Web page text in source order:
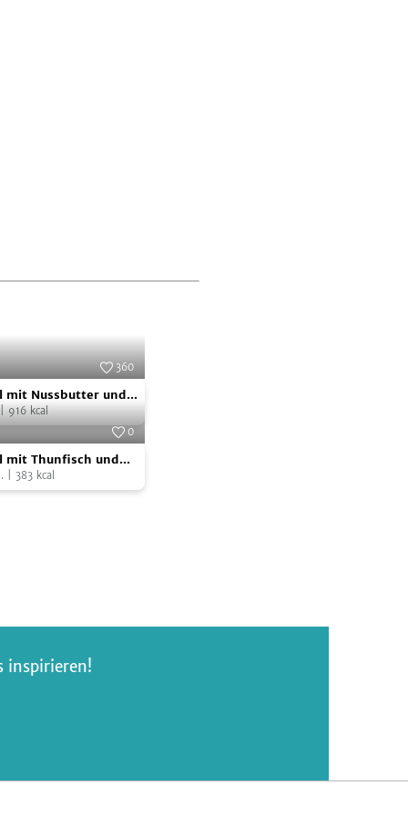
Foto: SevenCooks
360
mit Nussbutter und
916kcal
Foto: SevenCooks
0
mit Thunfisch und
383kcal
inspirieren!